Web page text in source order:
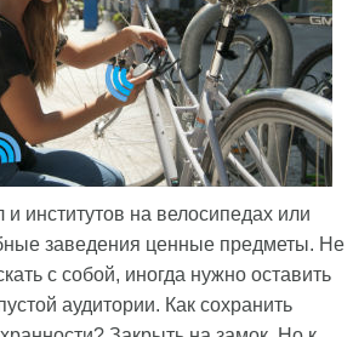
институтов на велосипедах или
заведения ценные предметы. Не
с собой, иногда нужно оставить
аудитории. Как сохранить